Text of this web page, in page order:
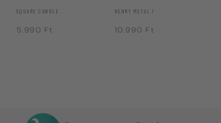
SQUARE CANDLE
5.990 Ft
HENRY METAL I
10.990 Ft